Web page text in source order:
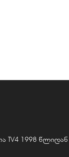
TV4 1998 წლიდან